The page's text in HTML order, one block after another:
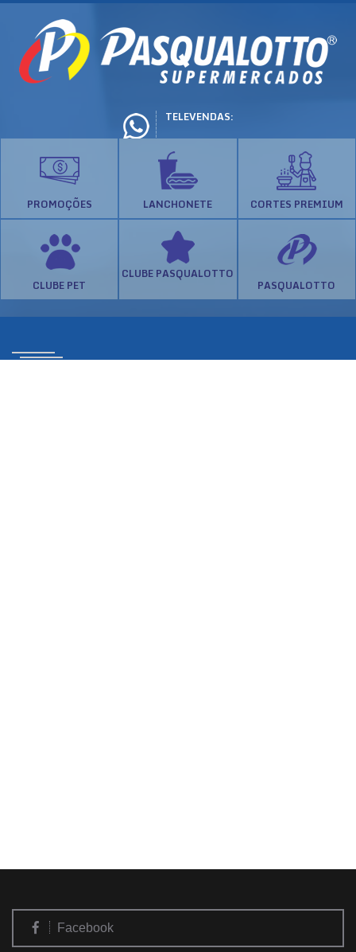
TELEVENDAS:
PROMOÇÕES LANCHONETE CORTES PREMIUM
CLUBE PET
CLUBE PASQUALOTTO
PASQUALOTTO
Facebook